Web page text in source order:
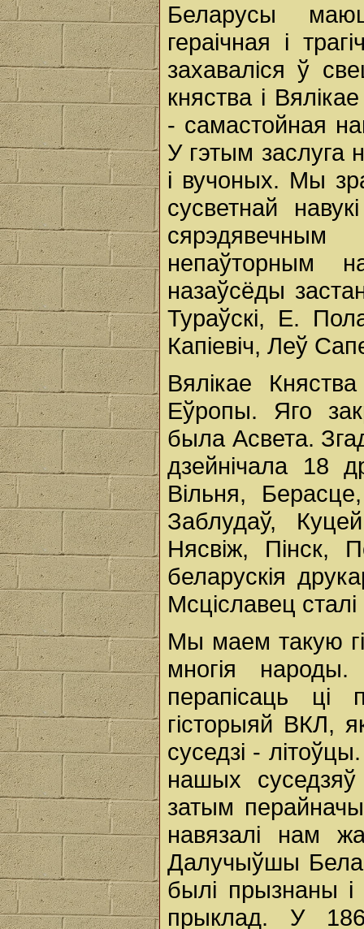
Беларусы
гераічная і
захаваліся ў
княства і
- самастойная
У гэтым заслуга
і вучоных. Мы
сусветнай
непаўторным
назаўсёды
Тураўскі, Е.
Капіевіч, Леў
Вялікае
Еўропы. Яго
была Асвета.
дзейнічала 18
Вільня,
Заблудаў,
Нясвіж, Пінск,
беларускія
Мсціславец
Мы маем такую
многія
перапісаць
гісторыяй ВКЛ,
суседзі -
нашых суседзяў
затым
навязалі нам
Далучыўшы
былі прызнаны і
прыклад. У